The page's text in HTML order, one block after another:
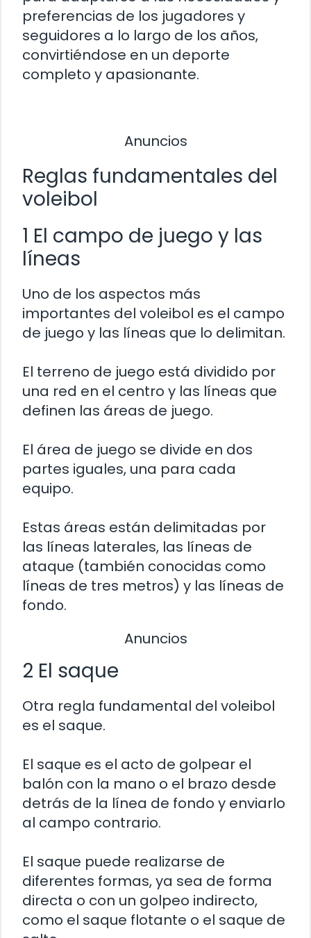
preferencias de los jugadores y
seguidores a lo largo de los años,
convirtiéndose en un deporte
completo y apasionante.
Anuncios
Reglas fundamentales del
voleibol
1 El campo de juego y las
líneas
Uno de los aspectos más
importantes del voleibol es el campo
de juego y las líneas que lo delimitan.
El terreno de juego está dividido por
una red en el centro y las líneas que
definen las áreas de juego.
El área de juego se divide en dos
partes iguales, una para cada
equipo.
Estas áreas están delimitadas por
las líneas laterales, las líneas de
ataque (también conocidas como
líneas de tres metros) y las líneas de
fondo.
Anuncios
2 El saque
Otra regla fundamental del voleibol
es el saque.
El saque es el acto de golpear el
balón con la mano o el brazo desde
detrás de la línea de fondo y enviarlo
al campo contrario.
El saque puede realizarse de
diferentes formas, ya sea de forma
directa o con un golpeo indirecto,
como el saque flotante o el saque de